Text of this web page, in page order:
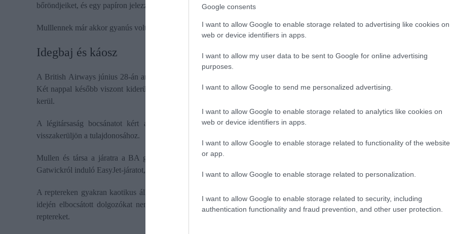
Google consents
I want to allow Google to enable storage related to advertising like cookies on
web or device identifiers in apps.
I want to allow my user data to be sent to Google for online advertising
purposes.
I want to allow Google to send me personalized advertising.
I want to allow Google to enable storage related to analytics like cookies on
web or device identifiers in apps.
I want to allow Google to enable storage related to functionality of the website
or app.
I want to allow Google to enable storage related to personalization.
I want to allow Google to enable storage related to security, including
authentication functionality and fraud prevention, and other user protection.
bőröndjeiket, és egy papíron jelezzék rajtuk a járatszámot.
Mulllennek már akkor gyanús volt a dolog, ezért néhány dolgot kivett a feladandó poggyászából.
Idegbaj és káosz
A British Airways június 28-án arról tájékoztatta, hogy csomagja a Heathrow-n van, és folyamatban van a szállítása.
Két nappal később viszont kiderült, hogy valójában Korzikán van a bőrönd, és újabb napokba telik, mire Londonba
kerül.
A légitársaság bocsánatot kért a kényelmetlenségért, és közölte, hogy mindent elkövet, hogy a bőrönd végül
visszakerüljön a tulajdonosához.
Mullen és társa a járatra a BA gépére last minute vásárolt jegyet, miután az indulás előtt öt órával törölték azt a
Gatwickról induló EasyJet-járatot, amelyre eredetileg jegyet vettek.
A reptereken gyakran kaotikus állapotok uralkodnak, nemcsak Európában, hanem világszerte. A légiipar a pandémia
idején elbocsátott dolgozókat nem tudta egyik pillanatról a másikra pótolni, miközben hirtelen tömegek lepik el a
reptereket.